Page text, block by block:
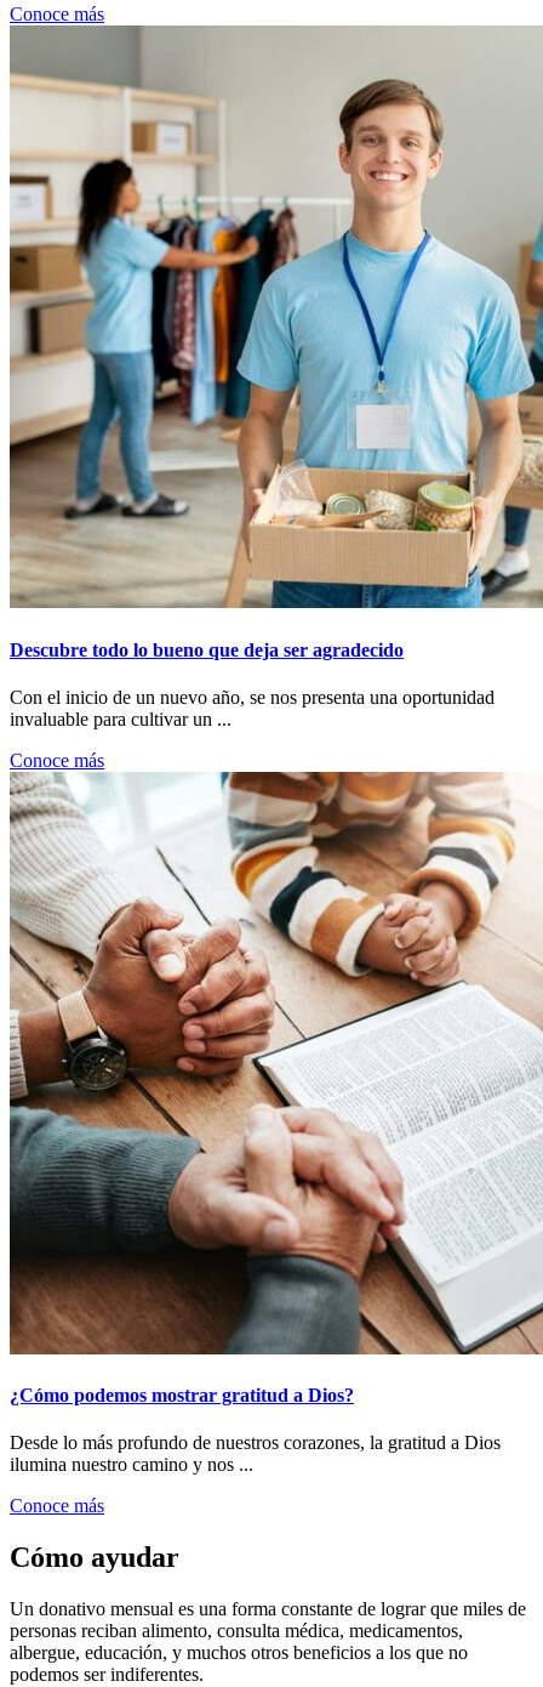
Conoce más
Descubre todo lo bueno que deja ser agradecido
Con el inicio de un nuevo año, se nos presenta una oportunidad
invaluable para cultivar un ...
Conoce más
¿Cómo podemos mostrar gratitud a Dios?
Desde lo más profundo de nuestros corazones, la gratitud a Dios
ilumina nuestro camino y nos ...
Conoce más
Cómo ayudar
Un donativo mensual es una forma constante de lograr que miles de
personas reciban alimento, consulta médica, medicamentos,
albergue, educación, y muchos otros beneficios a los que no
podemos ser indiferentes.